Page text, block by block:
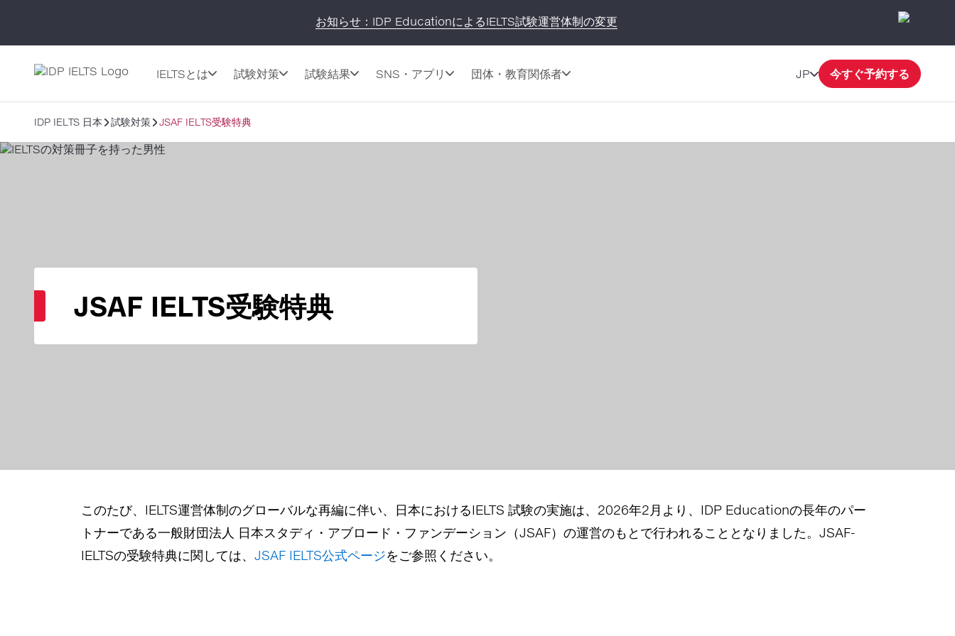
お知らせ：IDP EducationによるIELTS試験運営体制の変更
IELTSとは 試験対策 試験結果 SNS・アプリ 団体・教育関係者 JP 今すぐ予約する
IDP IELTS 日本 試験対策 JSAF IELTS受験特典
JSAF IELTS受験特典
このたび、IELTS運営体制のグローバルな再編に伴い、日本におけるIELTS 試験の実施は、2026年2月より、IDP Educationの長年のパー
トナーである一般財団法人 日本スタディ・アブロード・ファンデーション（JSAF）の運営のもとで行われることとなりました。JSAF-
IELTSの受験特典に関しては、 JSAF IELTS公式ページをご参照ください。